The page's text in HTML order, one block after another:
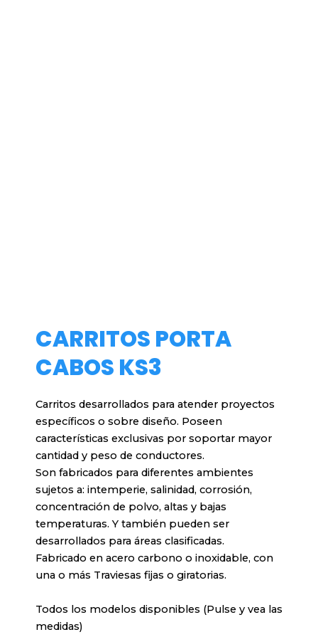
CARRITOS PORTA
CABOS KS3
Carritos desarrollados para atender proyectos
específicos o sobre diseño. Poseen
características exclusivas por soportar mayor
cantidad y peso de conductores.
Son fabricados para diferentes ambientes
sujetos a: intemperie, salinidad, corrosión,
concentración de polvo, altas y bajas
temperaturas. Y también pueden ser
desarrollados para áreas clasificadas.
Fabricado en acero carbono o inoxidable, con
una o más Traviesas fijas o giratorias.
Todos los modelos disponibles (Pulse y vea las
medidas)